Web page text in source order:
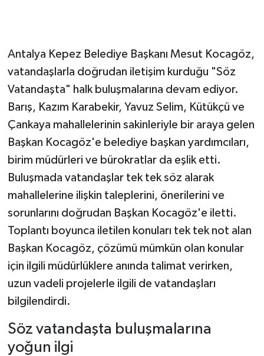
Antalya Kepez Belediye Başkanı Mesut Kocagöz,
vatandaşlarla doğrudan iletişim kurduğu "Söz
Vatandaşta" halk buluşmalarına devam ediyor.
Barış, Kazım Karabekir, Yavuz Selim, Kütükçü ve
Çankaya mahallelerinin sakinleriyle bir araya gelen
Başkan Kocagöz'e belediye başkan yardımcıları,
birim müdürleri ve bürokratlar da eşlik etti.
Buluşmada vatandaşlar tek tek söz alarak
mahallelerine ilişkin taleplerini, önerilerini ve
sorunlarını doğrudan Başkan Kocagöz'e iletti.
Toplantı boyunca iletilen konuları tek tek not alan
Başkan Kocagöz, çözümü mümkün olan konular
için ilgili müdürlüklere anında talimat verirken,
uzun vadeli projelerle ilgili de vatandaşları
bilgilendirdi.
Söz vatandaşta buluşmalarına
yoğun ilgi